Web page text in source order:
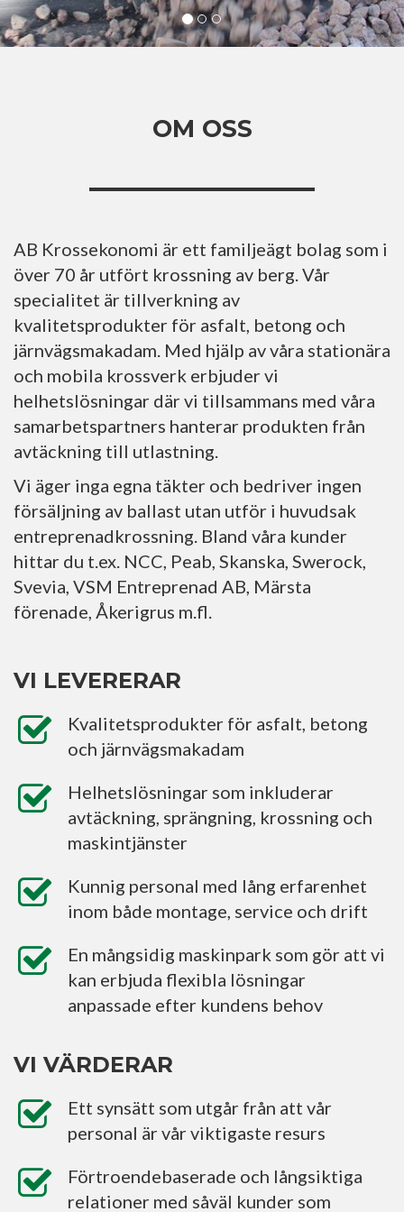
OM OSS
AB Krossekonomi är ett familjeägt bolag som i
över 70 år utfört krossning av berg. Vår
specialitet är tillverkning av
kvalitetsprodukter för asfalt, betong och
järnvägsmakadam. Med hjälp av våra stationära
och mobila krossverk erbjuder vi
helhetslösningar där vi tillsammans med våra
samarbetspartners hanterar produkten från
avtäckning till utlastning.
Vi äger inga egna täkter och bedriver ingen
försäljning av ballast utan utför i huvudsak
entreprenadkrossning. Bland våra kunder
hittar du t.ex. NCC, Peab, Skanska, Swerock,
Svevia, VSM Entreprenad AB, Märsta
förenade, Åkerigrus m.fl.
VI LEVERERAR
Kvalitetsprodukter för asfalt, betong
och järnvägsmakadam
Helhetslösningar som inkluderar
avtäckning, sprängning, krossning och
maskintjänster
Kunnig personal med lång erfarenhet
inom både montage, service och drift
En mångsidig maskinpark som gör att vi
kan erbjuda flexibla lösningar
anpassade efter kundens behov
VI VÄRDERAR
Ett synsätt som utgår från att vår
personal är vår viktigaste resurs
Förtroendebaserade och långsiktiga
relationer med såväl kunder som